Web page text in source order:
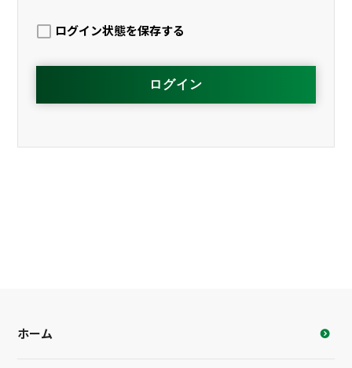
ログイン状態を保存する
ホーム